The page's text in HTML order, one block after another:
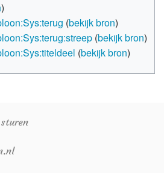
)
(bekijk bron)
(bekijk bron)
(bekijk bron)